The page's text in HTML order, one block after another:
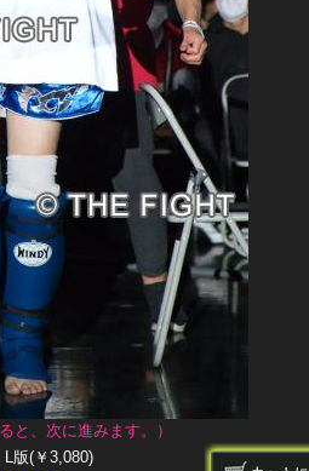
と、次に進みます。）
L版(￥3,080)